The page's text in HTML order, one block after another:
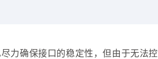
力确保接口的稳定性，但由于无法控